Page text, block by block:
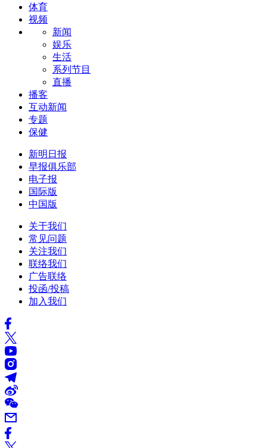
体育
视频
新闻
娱乐
生活
系列节目
直播
播客
互动新闻
专题
保健
新明日报
早报俱乐部
电子报
国际版
中国版
关于我们
常见问题
关注我们
联络我们
广告联络
投函/投稿
加入我们